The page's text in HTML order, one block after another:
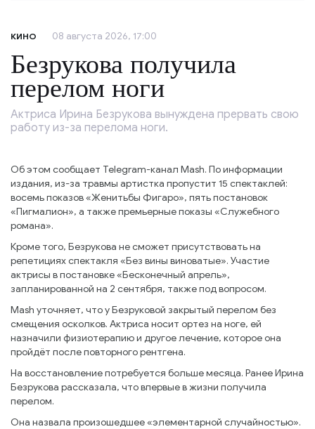
КИНО 08 августа 2026, 17:00
Безрукова получила
перелом ноги
Актриса Ирина Безрукова вынуждена прервать свою
работу из-за перелома ноги.
Об этом сообщает Telegram-канал Mash. По информации
издания, из-за травмы артистка пропустит 15 спектаклей:
восемь показов «Женитьбы Фигаро», пять постановок
«Пигмалион», а также премьерные показы «Служебного
романа».
Кроме того, Безрукова не сможет присутствовать на
репетициях спектакля «Без вины виноватые». Участие
актрисы в постановке «Бесконечный апрель»,
запланированной на 2 сентября, также под вопросом.
Mash уточняет, что у Безруковой закрытый перелом без
смещения осколков. Актриса носит ортез на ноге, ей
назначили физиотерапию и другое лечение, которое она
пройдёт после повторного рентгена.
На восстановление потребуется больше месяца. Ранее Ирина
Безрукова рассказала, что впервые в жизни получила
перелом.
Она назвала произошедшее «элементарной случайностью».